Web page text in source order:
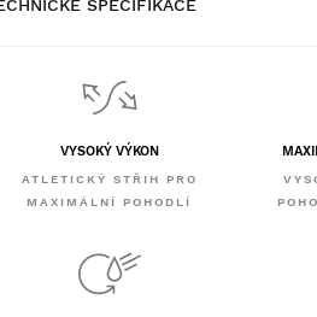
SPECIFIKACE
VYSOKÝ VÝKON
ATLETICKÝ STŘIH PRO
MAXIMÁLNÍ POHODLÍ